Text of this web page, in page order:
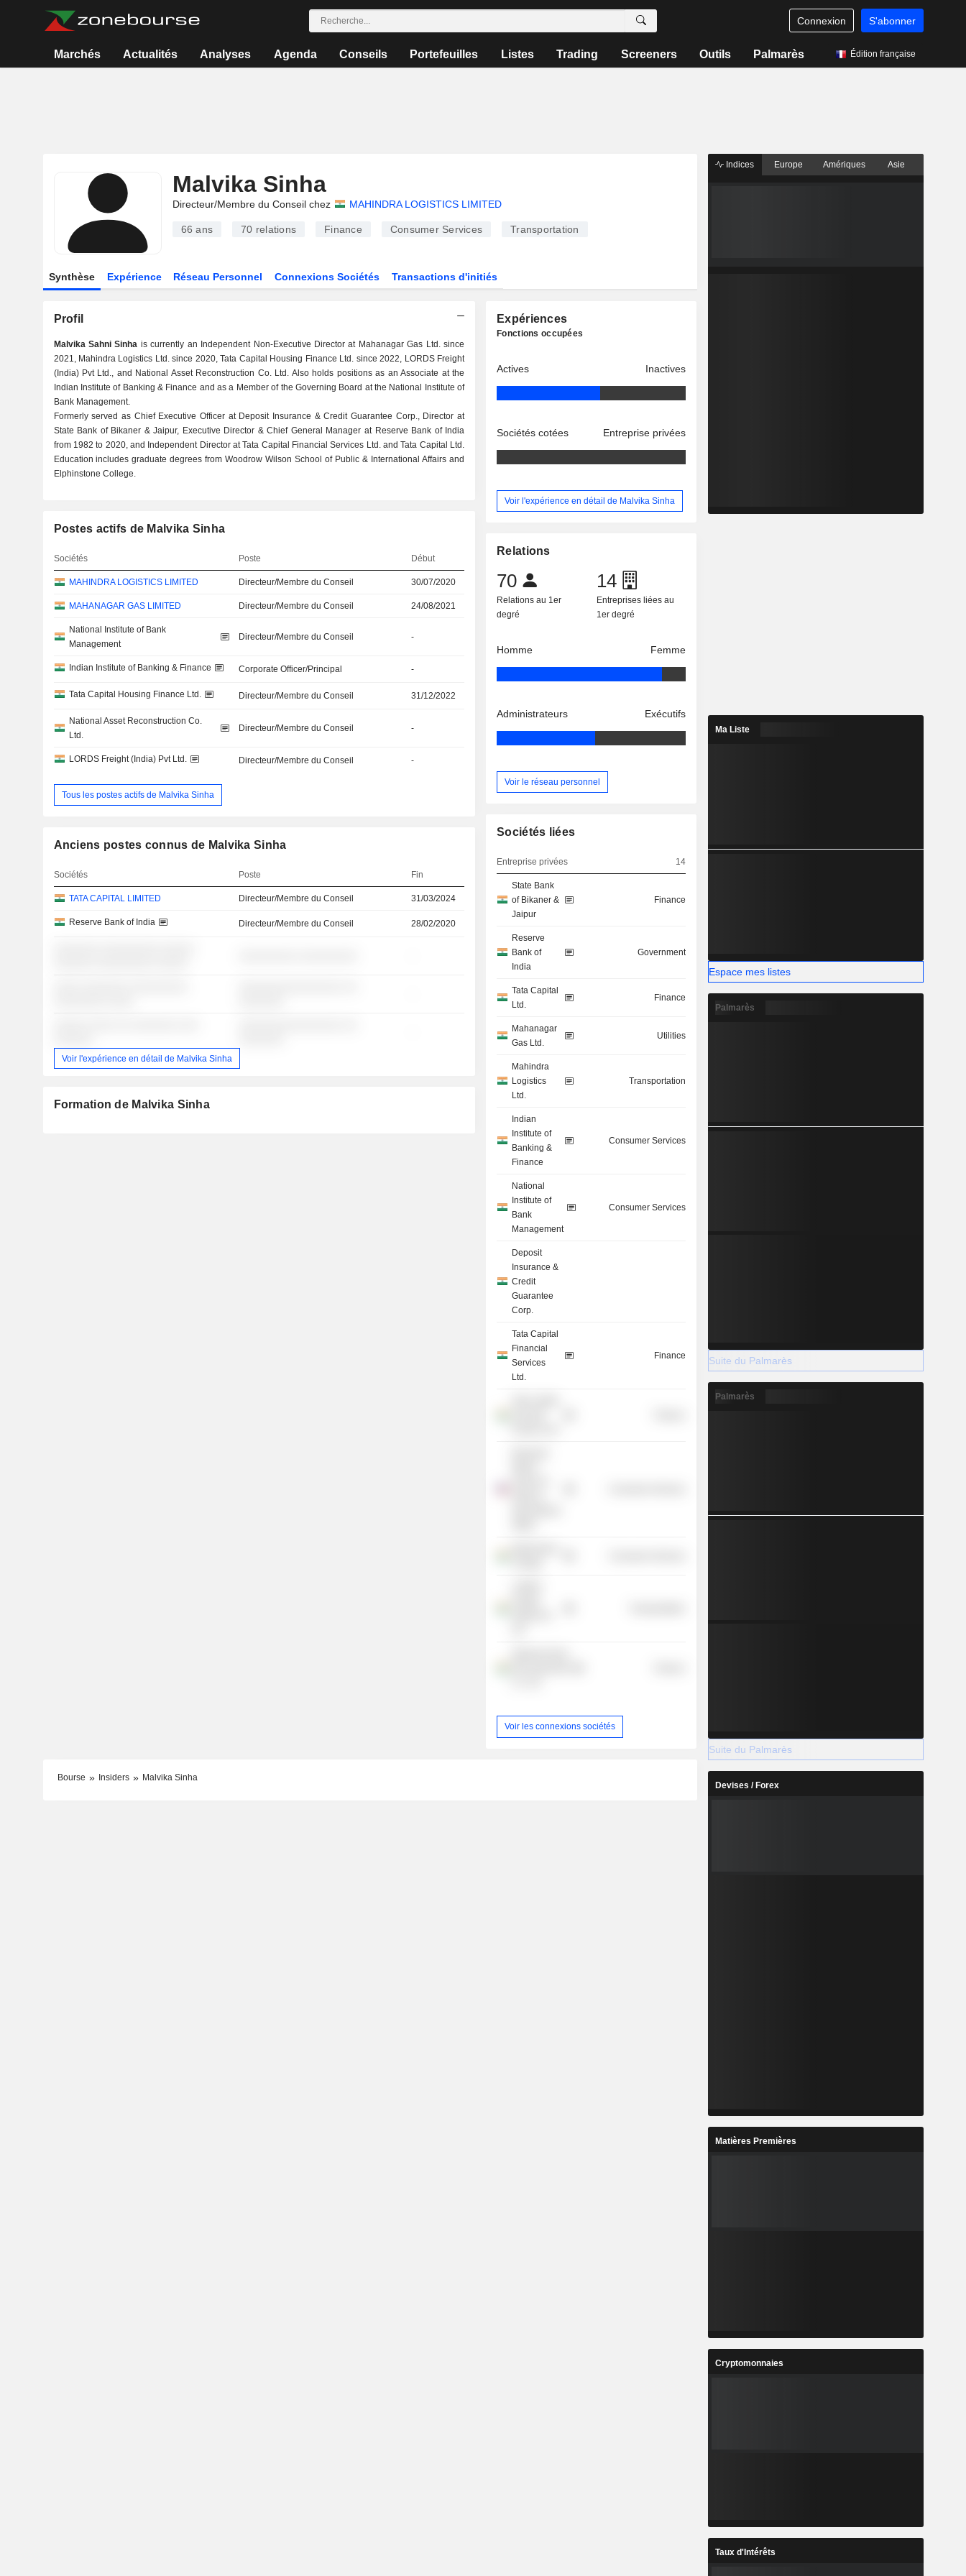
Connexion S'abonner
Marchés Actualités Analyses Agenda Conseils Portefeuilles Listes Trading Screeners Outils Palmarès Édition française
Malvika Sinha
Directeur/Membre du Conseil chez MAHINDRA LOGISTICS LIMITED
66 ans 70 relations Finance Consumer Services Transportation
Synthèse Expérience Réseau Personnel Connexions Sociétés Transactions d'initiés
Profil
Malvika Sahni Sinha is currently an Independent Non-Executive Director at Mahanagar Gas Ltd. since
2021, Mahindra Logistics Ltd. since 2020, Tata Capital Housing Finance Ltd. since 2022, LORDS Freight
(India) Pvt Ltd., and National Asset Reconstruction Co. Ltd. Also holds positions as an Associate at the
Indian Institute of Banking & Finance and as a Member of the Governing Board at the National Institute of
Bank Management.
Formerly served as Chief Executive Officer at Deposit Insurance & Credit Guarantee Corp., Director at
State Bank of Bikaner & Jaipur, Executive Director & Chief General Manager at Reserve Bank of India
from 1982 to 2020, and Independent Director at Tata Capital Financial Services Ltd. and Tata Capital Ltd.
Education includes graduate degrees from Woodrow Wilson School of Public & International Affairs and
Elphinstone College.
Postes actifs de Malvika Sinha
Sociétés Poste Début
MAHINDRA LOGISTICS LIMITED Directeur/Membre du Conseil 30/07/2020
MAHANAGAR GAS LIMITED Directeur/Membre du Conseil 24/08/2021
National Institute of Bank
Management
Directeur/Membre du Conseil -
Indian Institute of Banking & Finance Corporate Officer/Principal -
Tata Capital Housing Finance Ltd. Directeur/Membre du Conseil 31/12/2022
National Asset Reconstruction Co.
Ltd.
Directeur/Membre du Conseil -
LORDS Freight (India) Pvt Ltd. Directeur/Membre du Conseil -
Tous les postes actifs de Malvika Sinha
Anciens postes connus de Malvika Sinha
Sociétés Poste Fin
TATA CAPITAL LIMITED Directeur/Membre du Conseil 31/03/2024
Reserve Bank of India Directeur/Membre du Conseil 28/02/2020
Voir l'expérience en détail de Malvika Sinha
Formation de Malvika Sinha
Expériences
Fonctions occupées
Actives Inactives
Sociétés cotées Entreprise privées
Voir l'expérience en détail de Malvika Sinha
Relations
70
Relations au 1er
degré
14
Entreprises liées au
1er degré
Homme Femme
Administrateurs Exécutifs
Voir le réseau personnel
Sociétés liées
Entreprise privées 14
State Bank
of Bikaner &
Jaipur
Finance
Reserve
Bank of
India
Government
Tata Capital
Ltd.
Finance
Mahanagar
Gas Ltd.
Utilities
Mahindra
Logistics
Ltd.
Transportation
Indian
Institute of
Banking &
Finance
Consumer Services
National
Institute of
Bank
Management
Consumer Services
Deposit
Insurance &
Credit
Guarantee
Corp.
Tata Capital
Financial
Services
Ltd.
Finance
Voir les connexions sociétés
Bourse Insiders Malvika Sinha
Indices Europe Amériques Asie
Ma Liste
Espace mes listes
Palmarès
Suite du Palmarès
Palmarès
Suite du Palmarès
Devises / Forex
Matières Premières
Cryptomonnaies
Taux d'Intérêts